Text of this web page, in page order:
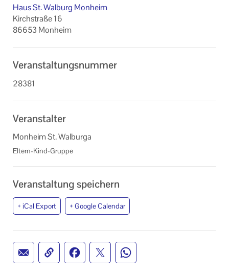
Haus St. Walburg Monheim
Kirchstraße 16
86653 Monheim
Veranstaltungsnummer
28381
Veranstalter
Monheim St. Walburga
Eltern-Kind-Gruppe
Veranstaltung speichern
+ iCal Export + Google Calendar